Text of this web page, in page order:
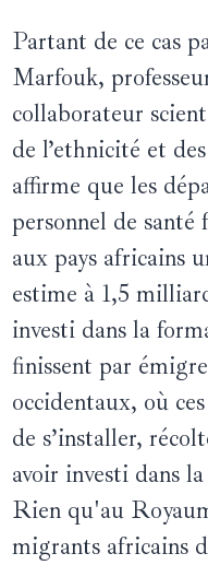
Partant de ce cas
Marfouk,
collaborateur
de l’ethnicité et
affirme que les
personnel de
aux pays africains
estime à 1,5
investi dans la
finissent par
occidentaux, où
de s’installer,
avoir investi dans
Rien qu'au
migrants africains